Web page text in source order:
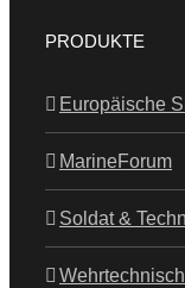
PRODUKTE
Europäische
MarineForum
Soldat &